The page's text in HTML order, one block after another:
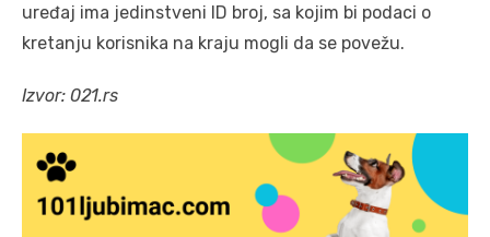
uređaj ima jedinstveni ID broj, sa kojim bi podaci o
kretanju korisnika na kraju mogli da se povežu.
Izvor: 021.rs